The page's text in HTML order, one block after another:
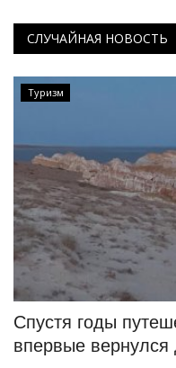
СЛУЧАЙНАЯ НОВОСТЬ
Туризм
Спустя годы
впервые вернулся